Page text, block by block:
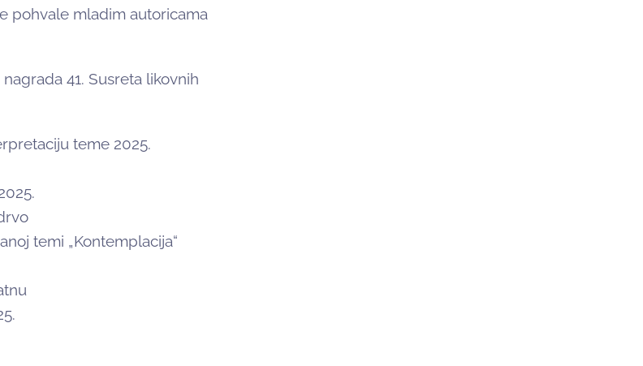
pohvale mladim autoricama
41. Susreta likovnih
teme 2025.
temi „Kontemplacija“